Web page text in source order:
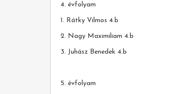
4. évfolyam
1. Rátky Vilmos 4.b
2. Nagy Maximiliam 4.b
3. Juhász Benedek 4.b
5. évfolyam